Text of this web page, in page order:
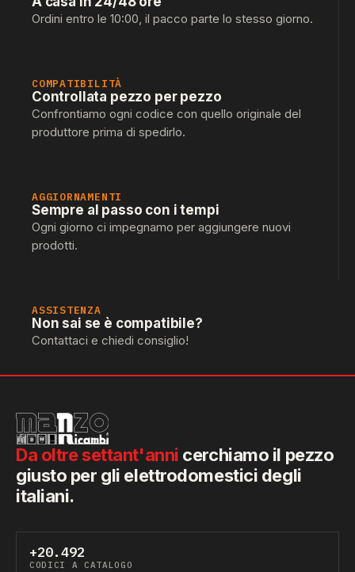
Ordini entro le 10:00, il pacco parte lo stesso giorno.
COMPATIBILITÀ
Controllata pezzo per pezzo
Confrontiamo ogni codice con quello originale del
produttore prima di spedirlo.
AGGIORNAMENTI
Sempre al passo con i tempi
Ogni giorno ci impegnamo per aggiungere nuovi
prodotti.
ASSISTENZA
Non sai se è compatibile?
Contattaci e chiedi consiglio!
Da oltre settant'anni cerchiamo il pezzo
giusto per gli elettrodomestici degli
italiani.
+20.492
CODICI A CATALOGO